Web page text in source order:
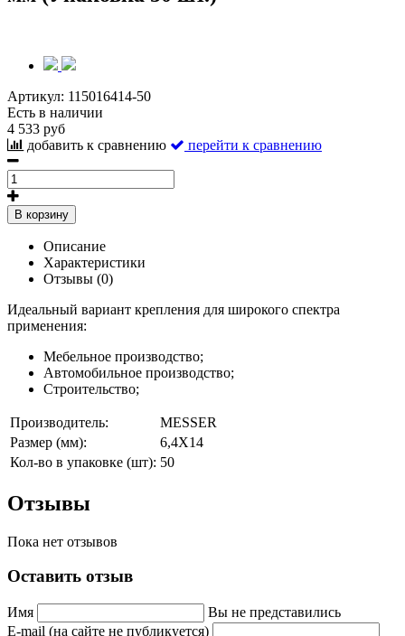
Артикул: 115016414-50
Есть в наличии
4 533 руб
добавить к сравнению
перейти к сравнению
В корзину
Описание
Характеристики
Отзывы (0)
Идеальный вариант крепления для широкого спектра
применения:
Мебельное производство;
Автомобильное производство;
Строительство;
Производитель:
MESSER
Размер (мм):
6,4Х14
Кол-во в упаковке (шт): 50
Отзывы
Пока нет отзывов
Оставить отзыв
Имя
Вы не представились
E-mail (на сайте не публикуется)